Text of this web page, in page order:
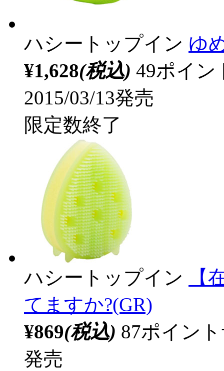
ハシートップイン ゆ
¥1,628(税込) 49ポイ
2015/03/13発売
限定数終了
ハシートップイン
【
てますか?(GR)
¥869(税込) 87ポイン
発売